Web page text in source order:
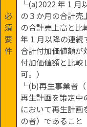
必
須
要
件
└(a)2022 年 1 月
の３か月の合計売
の合計売上高と
年 1 月以降の連
合計付加価値額が
付加価値額と比較
可。）
└(b)再生事業者
再生計画を策定
において再生計画
の者）であること